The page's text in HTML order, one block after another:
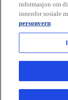
© 2026 KPMG AS
liability companies
organization of
For more detail
informasjon om
innenfor sosiale
personvern